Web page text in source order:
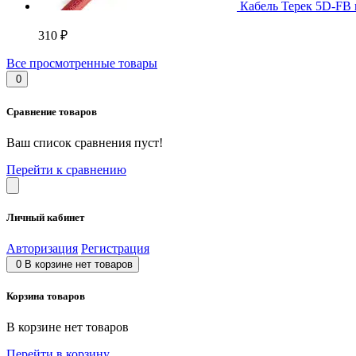
Кабель Терек 5D-FB
310 ₽
Все просмотренные товары
0
Сравнение товаров
Ваш список сравнения пуст!
Перейти к сравнению
Личный кабинет
Авторизация Регистрация
0 В корзине нет товаров
Корзина товаров
В корзине нет товаров